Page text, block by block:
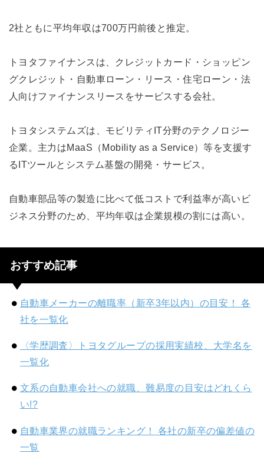
2社ともに平均年収は700万円前後と推定。
トヨタファイナンスは、クレジットカード・ショッピン
グクレジット・自動車ローン・リース・住宅ローン・法
人向けファイナンスリースをサービスする会社。
トヨタシステムズは、モビリティIT分野のテクノロジー
企業。主力はMaaS（Mobility as a Service）等を支援す
るITツールとシステム基盤の開発・サービス。
自動車部品等の製造に比べて低コストで利益率が高いビ
ジネス分野のため、平均年収は企業規模の割には高い。
おすすめ記事
自動車メーカーの離職率（新卒3年以内）の目安！ 各
社を一覧化
〈学歴調査〉トヨタグループの採用実績校、大学名を
一覧化
文系の自動車会社への就職、難易度の目安はどれくら
い!?
自動車業界の就職ランキング！ 各社の新卒の偏差値の
一覧